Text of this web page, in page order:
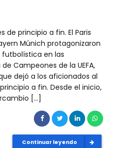
de principio a fin. El Paris
Múnich protagonizaron
en las
Campeones de la UEFA,
dejó a los aficionados al
a fin. Desde el inicio,
[…]
Continuar leyendo